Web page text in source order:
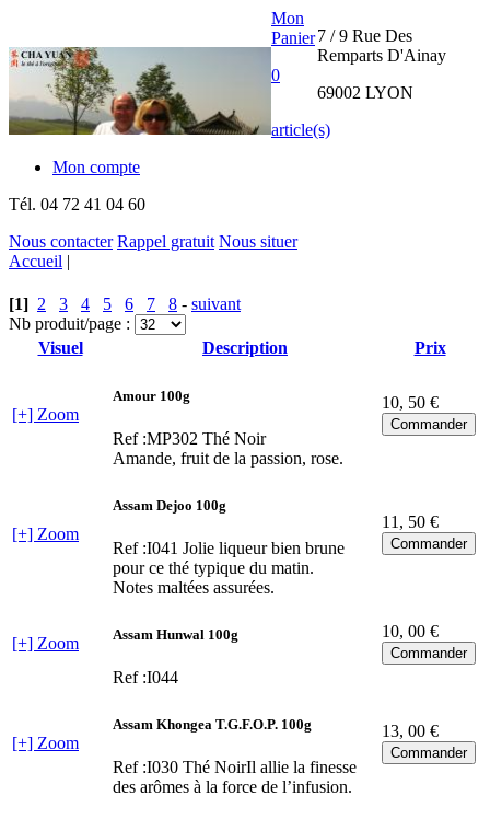
THE CHA
YUAN
7 / 9 Rue Des
Remparts D'Ainay
69002 LYON
Mon
Panier
0
article(s)
Mon compte
Tél. 04 72 41 04 60
Nous contacter Rappel gratuit Nous situer
Accueil |
[1] 2 3 4 5 6 7 8 - suivant
Nb produit/page :
Visuel
Description Prix
[+] Zoom
Amour 100g
Ref :MP302 Thé Noir
Amande, fruit de la passion, rose.
10, 50 €
[+] Zoom
Assam Dejoo 100g
Ref :I041 Jolie liqueur bien brune
pour ce thé typique du matin.
Notes maltées assurées.
11, 50 €
[+] Zoom
Assam Hunwal 100g
Ref :I044
10, 00 €
[+] Zoom
Assam Khongea T.G.F.O.P. 100g
Ref :I030 Thé NoirIl allie la finesse
des arômes à la force de l’infusion.
13, 00 €